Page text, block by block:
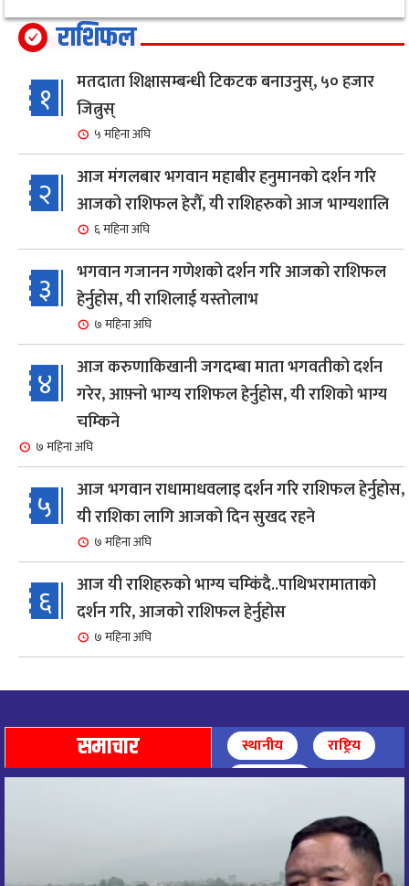
राशिफल
१
मतदाता शिक्षासम्बन्धी टिकटक बनाउनुस्, ५० हजार
जित्नुस्
५ महिना अघि
२
आज मंगलबार भगवान महाबीर हनुमानको दर्शन गरि
आजको राशिफल हेरौँ, यी राशिहरुको आज भाग्यशालि
६ महिना अघि
३
भगवान गजानन गणेशको दर्शन गरि आजको राशिफल
हेर्नुहोस, यी राशिलाई यस्तोलाभ
७ महिना अघि
४
आज करुणाकिखानी जगदम्बा माता भगवतीको दर्शन
गरेर, आफ़्नो भाग्य राशिफल हेर्नुहोस, यी राशिको भाग्य
चम्किने
७ महिना अघि
५
आज भगवान राधामाधवलाइ दर्शन गरि राशिफल हेर्नुहोस,
यी राशिका लागि आजको दिन सुखद रहने
७ महिना अघि
६
आज यी राशिहरुको भाग्य चम्किंदै..पाथिभरामाताको
दर्शन गरि, आजको राशिफल हेर्नुहोस
७ महिना अघि
७
८ महिना अघि
८
आज पाथिभारा माताको दर्शन गरि, दिनको सुरुवात गर्दै,
आज माताभगवती जगज्जननी पाथिभरादेवीको दर्शन गरि
समाचार स्थानीय
राष्ट्रिय
अन्तर्राष्ट्रिय